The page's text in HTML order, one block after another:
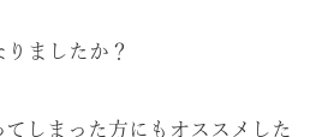
ましたか？
しまった方にもオススメした